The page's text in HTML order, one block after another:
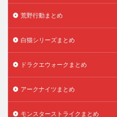
荒野行動まとめ
白猫シリーズまとめ
ドラクエウォークまとめ
アークナイツまとめ
モンスターストライクまとめ